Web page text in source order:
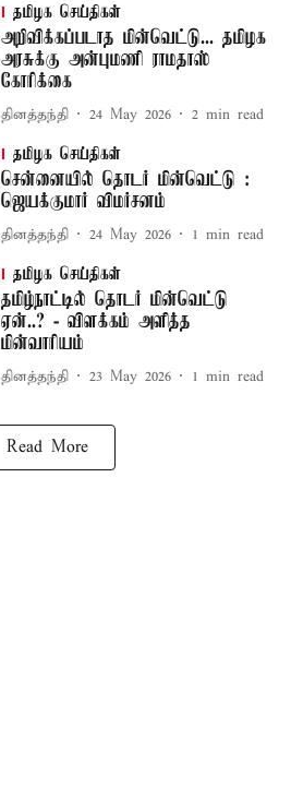
தமிழக செய்திகள்
அறிவிக்கப்படாத மின்வெட்டு... தமிழக
அரசுக்கு அன்புமணி ராமதாஸ்
கோரிக்கை
தினத்தந்தி 24 May 2026 2 min read
தமிழக செய்திகள்
சென்னையில் தொடர் மின்வெட்டு :
ஜெயக்குமார் விமர்சனம்
தினத்தந்தி 24 May 2026 1 min read
தமிழக செய்திகள்
தமிழ்நாட்டில் தொடர் மின்வெட்டு
ஏன்..? - விளக்கம் அளித்த
மின்வாரியம்
தினத்தந்தி 23 May 2026 1 min read
Read More